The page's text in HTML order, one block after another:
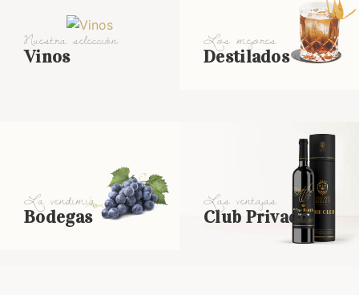
Nuestra selección
Vinos
Los mejores
Destilados
La vendimia
Bodegas
Las ventajas
Club Privado